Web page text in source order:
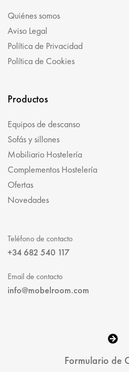
Quiénes somos
Aviso Legal
Política de Privacidad
Política de Cookies
Productos
Equipos de descanso
Sofás y sillones
Mobiliario Hostelería
Complementos Hostelería
Ofertas
Novedades
Teléfono de contacto
+34 682 540 117
Email de contacto
info@mobelroom.com
Formulario de